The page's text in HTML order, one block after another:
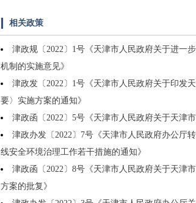
相关政策
津政规〔2022〕1号《天津市人民政府关于进一
机制的实施意见》
津政发〔2022〕1号《天津市人民政府关于印发
要〉实施方案的通知》
津政函〔2022〕5号《天津市人民政府关于天津
津政办发〔2022〕7号《天津市人民政府办公厅
线安全环境治理工作若干措施的通知》
津政函〔2022〕8号《天津市人民政府关于天津
方案的批复》